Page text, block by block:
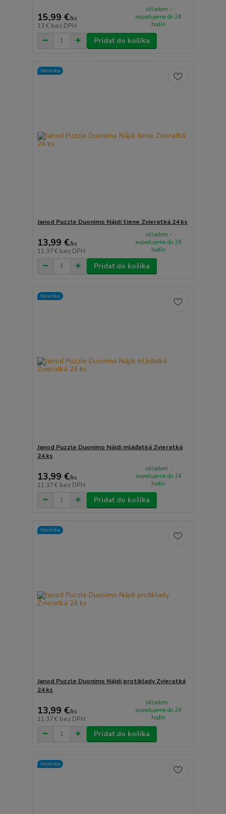
15,99 €/ks
13 € bez DPH
skladom -
expedujeme do 24
hodín
Pridať do košíka
Novinka
Janod Puzzle Duonimo Nájdi tiene Zvieratká 24 ks
13,99 €/ks
11,37 € bez DPH
skladom -
expedujeme do 24
hodín
Pridať do košíka
Novinka
Janod Puzzle Duonimo Nájdi mláďatká Zvieratká
24 ks
13,99 €/ks
11,37 € bez DPH
skladom -
expedujeme do 24
hodín
Pridať do košíka
Novinka
Janod Puzzle Duonimo Nájdi protiklady Zvieratká
24 ks
13,99 €/ks
11,37 € bez DPH
skladom -
expedujeme do 24
hodín
Pridať do košíka
Novinka